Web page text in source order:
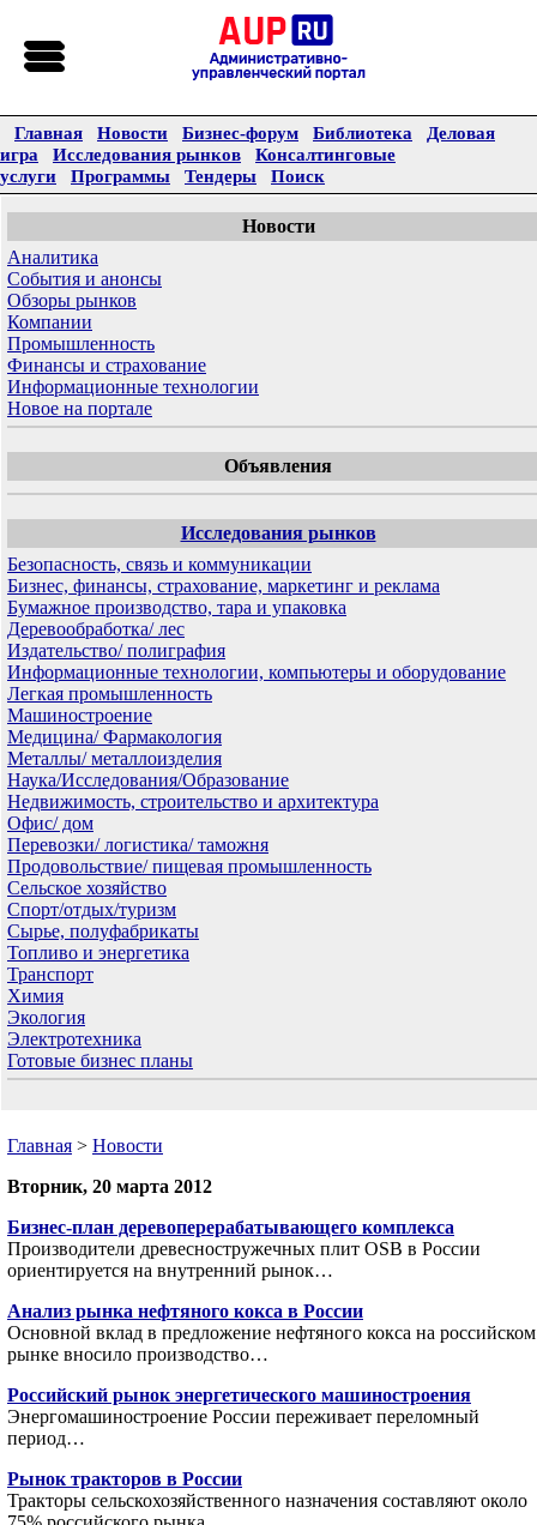
Главная Новости Бизнес-форум Библиотека
Деловая
игра
Исследования рынков
Консалтинговые
услуги
Программы Тендеры Поиск
Новости
Аналитика
События и анонсы
Обзоры рынков
Компании
Промышленность
Финансы и страхование
Информационные технологии
Новое на портале
Объявления
Исследования рынков
Безопасность, связь и коммуникации
Бизнес, финансы, страхование, маркетинг и реклама
Бумажное производство, тара и упаковка
Деревообработка/ лес
Издательство/ полиграфия
Информационные технологии, компьютеры и оборудование
Легкая промышленность
Машиностроение
Медицина/ Фармакология
Металлы/ металлоизделия
Наука/Исследования/Образование
Недвижимость, строительство и архитектура
Офис/ дом
Перевозки/ логистика/ таможня
Продовольствие/ пищевая промышленность
Сельское хозяйство
Спорт/отдых/туризм
Сырье, полуфабрикаты
Топливо и энергетика
Транспорт
Химия
Экология
Электротехника
Готовые бизнес планы
Главная > Новости
Вторник, 20 марта 2012
Бизнес-план деревоперерабатывающего комплекса
Производители древесностружечных плит OSB в России
ориентируется на внутренний рынок…
Анализ рынка нефтяного кокса в России
Основной вклад в предложение нефтяного кокса на российском
рынке вносило производство…
Российский рынок энергетического машиностроения
Энергомашиностроение России переживает переломный
период…
Рынок тракторов в России
Тракторы сельскохозяйственного назначения составляют около